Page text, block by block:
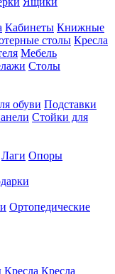
Кабинеты Книжные
столы Кресла
Мебель
Столы
обуви Подставки
Стойки для
Лаги Опоры
Ортопедические
Кресла Кресла